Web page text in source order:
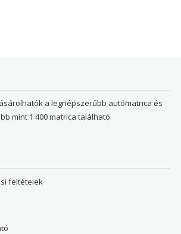
a legnépszerűbb autómatrica és
mint 1 400 matrica található
feltételek